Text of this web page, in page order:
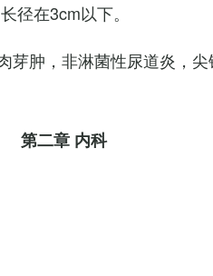
径在3cm以下。
芽肿，非淋菌性尿道炎，
第二章 内科